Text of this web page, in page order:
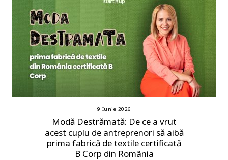
9 Iunie 2026
Modă Destrămată: De ce a vrut
acest cuplu de antreprenori să aibă
prima fabrică de textile certificată
B Corp din România